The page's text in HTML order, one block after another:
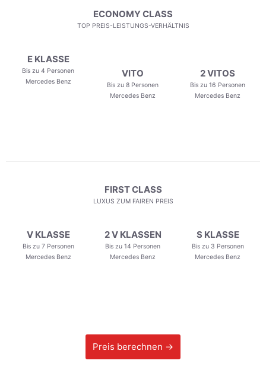
ECONOMY CLASS
TOP PREIS-LEISTUNGS-VERHÄLTNIS
E KLASSE
Bis zu 4 Personen
Mercedes Benz
VITO
Bis zu 8 Personen
Mercedes Benz
2 VITOS
Bis zu 16 Personen
Mercedes Benz
FIRST CLASS
LUXUS ZUM FAIREN PREIS
V KLASSE
Bis zu 7 Personen
Mercedes Benz
2 V KLASSEN
Bis zu 14 Personen
Mercedes Benz
S KLASSE
Bis zu 3 Personen
Mercedes Benz
Preis berechnen →